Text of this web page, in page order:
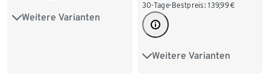
Weitere Varianten
Normalgröße
30-Tage-Bestpreis: 139,99€
Weitere Varianten
Hohe Festigkeit